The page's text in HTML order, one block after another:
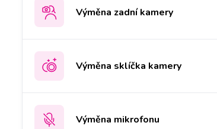
Výměna zadní kamery
Výměna sklíčka kamery
Výměna mikrofonu